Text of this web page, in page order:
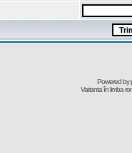
Powered by
Varianta în limba